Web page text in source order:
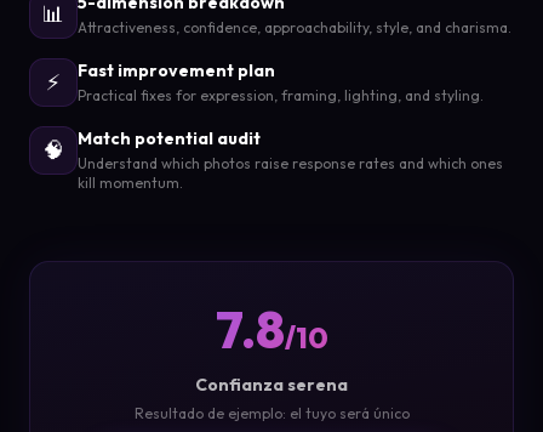
📊 Attractiveness, confidence, approachability, style, and charisma.
⚡ Fast improvement plan
Practical fixes for expression, framing, lighting, and styling.
🧠 Match potential audit
Understand which photos raise response rates and which ones
kill momentum.
7.8/10
Confianza serena
Resultado de ejemplo: el tuyo será único